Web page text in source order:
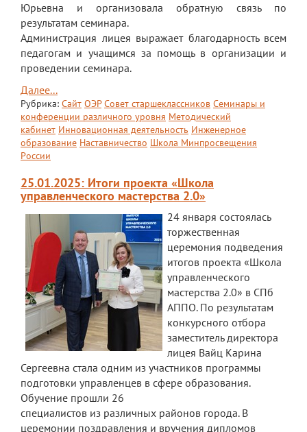
Начальная школа
Основная и старшая школа
Оценочные процедуры
Итоговая аттестация
ЕГЭ
ОГЭ
Патриотическое воспитание
Воспитательный отдел
Служба сопровождения
Спортивная жизнь
Органы ГОУО
Безопасность
Социальные партнеры
ОДОД
Документы
Юрьевна и организовала обратную связь по
результатам семинара.
Администрация лицея выражает благодарность всем
педагогам и учащимся за помощь в организации и
проведении семинара.
Далее...
Рубрика: Сайт ОЭР Совет старшеклассников Семинары и
конференции различного уровня Методический
кабинет Инновационная деятельность Инженерное
образование Наставничество Школа Минпросвещения
России
25.01.2025: Итоги проекта «Школа
управленческого мастерства 2.0»
24 января состоялась
торжественная
церемония подведения
итогов проекта «Школа
управленческого
мастерства 2.0» в СПб
АППО. По результатам
конкурсного отбора
заместитель директора
лицея Вайц Карина
Сергеевна стала одним из участников программы
подготовки управленцев в сфере образования.
Обучение прошли 26
специалистов из различных районов города. В
церемонии поздравления и вручения дипломов